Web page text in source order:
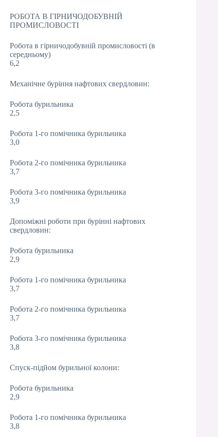
РОБОТА В ГІРНИЧОДОБУВНІЙ
ПРОМИСЛОВОСТІ
Робота в гірничодобувній промисловості (в
середньому)
6,2
Механічне буріння нафтових свердловин:
Робота бурильника
2,5
Робота 1-го помічника бурильника
3,0
Робота 2-го помічника бурильника
3,7
Робота 3-го помічника бурильника
3,9
Допоміжні роботи при бурінні нафтових
свердловин:
Робота бурильника
2,9
Робота 1-го помічника бурильника
3,7
Робота 2-го помічника бурильника
3,7
Робота 3-го помічника бурильника
3,8
Спуск-підйом бурильної колони:
Робота бурильника
2,9
Робота 1-го помічника бурильника
3,8